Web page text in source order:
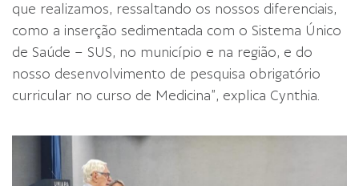
que realizamos, ressaltando os nossos diferenciais,
como a inserção sedimentada com o Sistema Único
de Saúde – SUS, no município e na região, e do
nosso desenvolvimento de pesquisa obrigatório
curricular no curso de Medicina”, explica Cynthia.